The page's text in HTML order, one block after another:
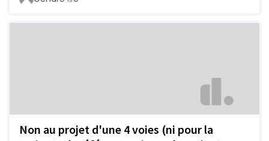
Non au projet d'une 4 voies (ni pour la